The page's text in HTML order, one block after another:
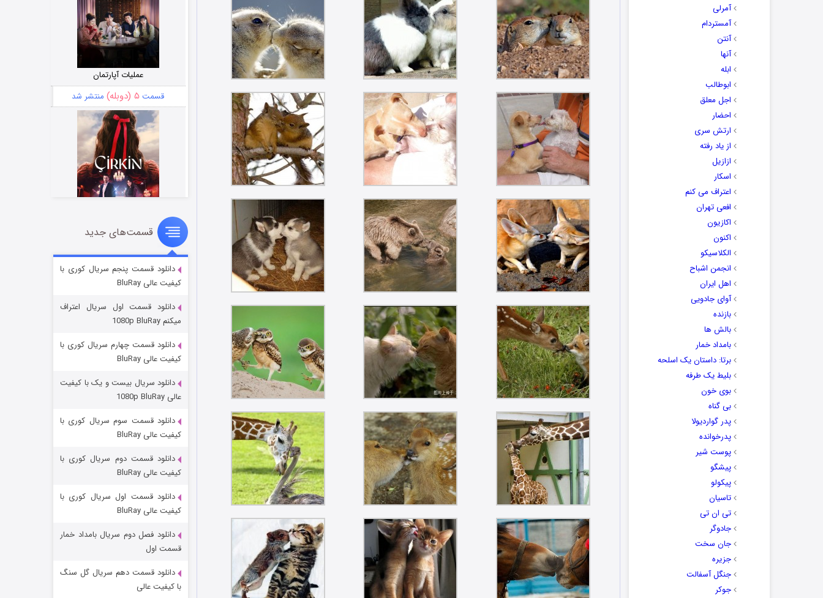
آمرلی
آمستردام
آنتن
آنها
ابله
ابوطالب
اجل معلق
احضار
ارتش سری
از یاد رفته
ازازیل
اسکار
اعتراف می کنم
افعی تهران
اکازیون
اکنون
الکلاسیکو
انجمن اشباح
اهل ایران
آوای جادویی
بازنده
بالش ها
بامداد خمار
برتا: داستان یک اسلحه
بلیط یک‌‌ طرفه
بوی خون
بی گناه
پدر گواردیولا
پدرخوانده
پوست شیر
پیشگو
پیکولو
تاسیان
تی ان تی
جادوگر
جان سخت
جزیره
جنگل آسفالت
جوکر
عملیات آپارتمان
قسمت ۵ (دوبله) منتشر شد
سریال زشت
قسمت۲ (زیرنویس) منتشر شد
مردگان متحرک: شهر مرده ۳
شکست استوارت در نجات جهان
قسمت ۷ (زیرنویس) منتشر شد
قسمت‌های جدید
دانلود قسمت پنجم سریال کوری با
کیفیت عالی BluRay
دانلود قسمت اول سریال اعتراف
میکنم 1080p BluRay
دانلود قسمت چهارم سریال کوری با
کیفیت عالی BluRay
دانلود سریال بیست و یک با کیفیت
عالی 1080p BluRay
دانلود قسمت سوم سریال کوری با
کیفیت عالی BluRay
دانلود قسمت دوم سریال کوری با
کیفیت عالی BluRay
دانلود قسمت اول سریال کوری با
کیفیت عالی BluRay
دانلود فصل دوم سریال بامداد خمار
قسمت اول
دانلود قسمت دهم سریال گل سنگ
با کیفیت عالی